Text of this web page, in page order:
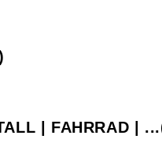
| FAHRRAD | ...